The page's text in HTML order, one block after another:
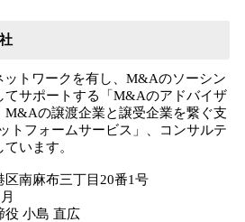
トワークを有し、M&Aのソーシン
てサポートする「M&Aのアドバイザ
M&Aの譲渡企業と譲受企業を繋ぐ支
トフォームサービス」、コンサルテ
います。
麻布三丁目20番1号
小島 直広